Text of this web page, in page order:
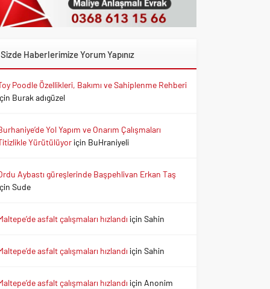
Sizde Haberlerimize Yorum Yapınız
Poodle Özellikleri, Bakımı ve Sahiplenme Rehberi
Burak adıgüzel
Yol Yapım ve Onarım Çalışmaları
Yürütülüyoriçin BuHraniyeli
Aybastı güreşlerinde Başpehlivan Erkan Taş
Sude
asfalt çalışmaları hızlandı içinSahin
asfalt çalışmaları hızlandı içinSahin
asfalt çalışmaları hızlandı için Anonim